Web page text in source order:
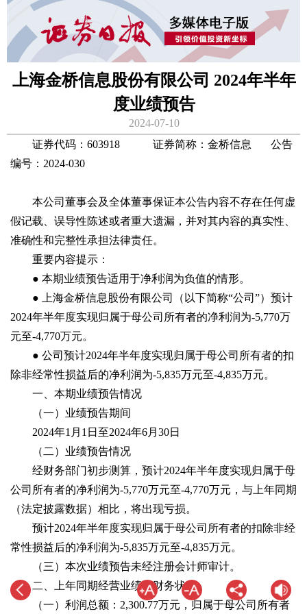
上海金桥信息股份有限公司 2024年半年
度业绩预告
2024-07-10
证券代码：603918 证券简称：金桥信息 公告
编号：2024-030
本公司董事会及全体董事保证本公告内容不存在任何虚
假记载、误导性陈述或者重大遗漏，并对其内容的真实性、
准确性和完整性承担法律责任。
重要内容提示：
● 本期业绩预告适用于净利润为负值的情形。
● 上海金桥信息股份有限公司（以下简称“公司”）预计
2024年半年度实现归属于母公司所有者的净利润为-5,770万
元至-4,770万元。
● 公司预计2024年半年度实现归属于母公司所有者的扣
除非经常性损益后的净利润为-5,835万元至-4,835万元。
一、本期业绩预告情况
（一）业绩预告期间
2024年1月1日至2024年6月30日
（二）业绩预告情况
经财务部门初步测算，预计2024年半年度实现归属于母
公司所有者的净利润为-5,770万元至-4,770万元，与上年同期
（法定披露数据）相比，将出现亏损。
预计2024年半年度实现归属于母公司所有者的扣除非经
常性损益后的净利润为-5,835万元至-4,835万元。
（三）本次业绩预告未经注册会计师审计。
二、上年同期经营业绩和财务状况
（一）利润总额：2,300.77万元，归属于母公司所有者